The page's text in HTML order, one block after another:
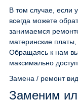
В том случае, если
всегда можете
занимаемся
материнские
Обращаясь к нам
максимально
Замена / ремонт
Заменим